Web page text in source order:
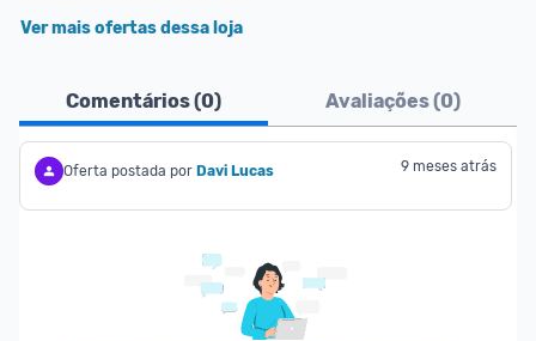
Ver mais ofertas dessa loja
Comentários (0) Avaliações (0)
Oferta postada por Davi Lucas 9 meses atrás